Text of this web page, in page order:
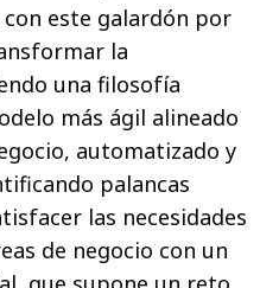
este galardón por
la
una filosofía
más ágil alineado
automatizado y
palancas
las necesidades
de negocio con un